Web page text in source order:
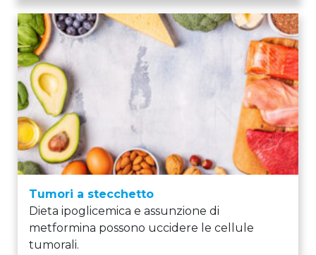
Tumori a stecchetto
Dieta ipoglicemica e assunzione di
metformina possono uccidere le cellule
tumorali.